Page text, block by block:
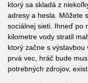
ktorý sa skladá z
adresy a hesla. Môžete
sociálnej sieti. Ihneď po
kilometre vody stratil
ktorý začne s výstavbou
prvá vec, hráč bude
potrebných zdrojov,